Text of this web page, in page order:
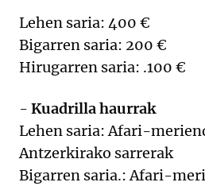
Lehen saria: 400 €
Bigarren saria: 200 €
Hirugarren saria: .100 €
- Kuadrilla haurrak
Lehen saria: Afari-
Antzerkirako sarrerak
Bigarren saria.: Afari-